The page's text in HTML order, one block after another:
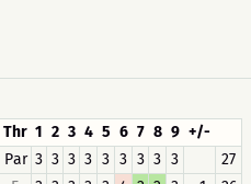
Thr 1 2 3 4 5 6 7 8 9 +/-
Par 3 3 3 3 3 3 3 3 3
27